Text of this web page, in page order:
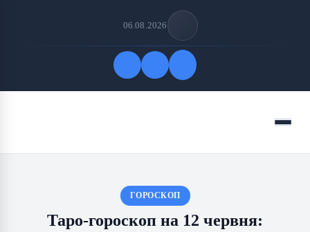
06.08.2026
Menu
ГОРОСКОП
Таро-гороскоп на 12 червня: